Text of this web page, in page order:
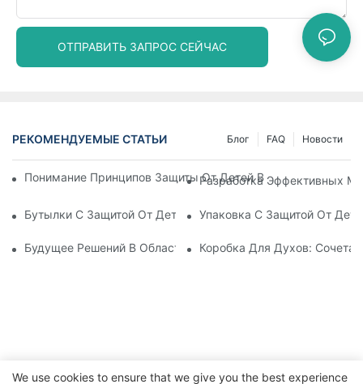
ОТПРАВИТЬ ЗАПРОС СЕЙЧАС
РЕКОМЕНДУЕМЫЕ СТАТЬИ Новости
FAQ
Блог
Понимание Принципов Защиты От Детей В Упаковке:
Разработка Эффективных
Бутылки С Защитой От Детей: Что Нужно Знать Для
Упаковка С Защитой От
Будущее Решений В Области Упаковки, Защищающей От
Коробка Для Духов:
We use cookies to ensure that we give you the best experience